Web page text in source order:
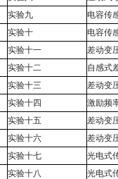
实验九
电容传
实验十
电容传
实验十一
差动变
实验十二
自感式
实验十三
差动变
实验十四
激励频
实验十五
差动变
实验十六
差动变
实验十七
光电式
实验十八
光电式